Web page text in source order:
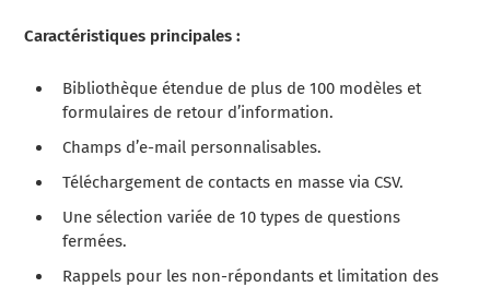
Caractéristiques principales :
Bibliothèque étendue de plus de 100 modèles et
formulaires de retour d’information.
Champs d’e-mail personnalisables.
Téléchargement de contacts en masse via CSV.
Une sélection variée de 10 types de questions
fermées.
Rappels pour les non-répondants et limitation des